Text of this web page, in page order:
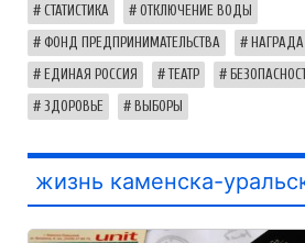
СТАТИСТИКА ОТКЛЮЧЕНИЕ ВОДЫ
ФОНД ПРЕДПРИНИМАТЕЛЬСТВА НАГРАДА
ЕДИНАЯ РОССИЯ ТЕАТР
ЗДОРОВЬЕ ВЫБОРЫ
жизнь каменска-